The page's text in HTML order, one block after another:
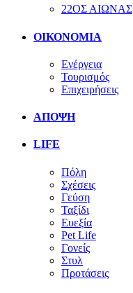
22ΟΣ ΑΙΩΝΑΣ
ΟΙΚΟΝΟΜΙΑ
Ενέργεια
Τουρισμός
Επιχειρήσεις
ΑΠΟΨΗ
LIFE
Πόλη
Σχέσεις
Γεύση
Ταξίδι
Ευεξία
Pet Life
Γονείς
Στυλ
Προτάσεις